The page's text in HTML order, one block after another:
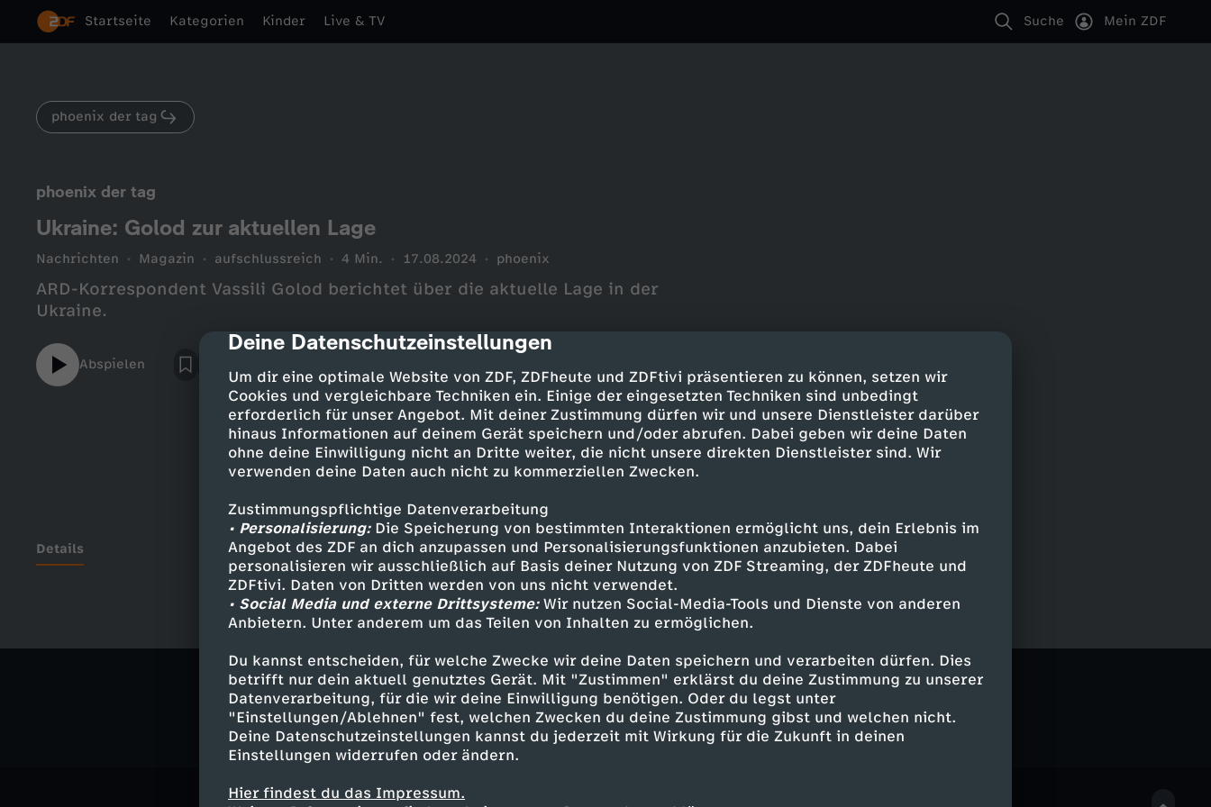
cmp-dialog-description
Deine Datenschutzeinstellungen
Um dir eine optimale Website von ZDF, ZDFheute und ZDFtivi präsentieren zu können, setzen wir
Cookies und vergleichbare Techniken ein. Einige der eingesetzten Techniken sind unbedingt
erforderlich für unser Angebot. Mit deiner Zustimmung dürfen wir und unsere Dienstleister darüber
hinaus Informationen auf deinem Gerät speichern und/oder abrufen. Dabei geben wir deine Daten
ohne deine Einwilligung nicht an Dritte weiter, die nicht unsere direkten Dienstleister sind. Wir
verwenden deine Daten auch nicht zu kommerziellen Zwecken.
Zustimmungspflichtige Datenverarbeitung
• Personalisierung:Die Speicherung von bestimmten Interaktionen ermöglicht uns, dein Erlebnis im
Angebot des ZDF an dich anzupassen und Personalisierungsfunktionen anzubieten. Dabei
personalisieren wir ausschließlich auf Basis deiner Nutzung von ZDF Streaming, der ZDFheute und
ZDFtivi. Daten von Dritten werden von uns nicht verwendet.
• Social Media und externe Drittsysteme:Wir nutzen Social-Media-Tools und Dienste von anderen
Anbietern. Unter anderem um das Teilen von Inhalten zu ermöglichen.
Du kannst entscheiden, für welche Zwecke wir deine Daten speichern und verarbeiten dürfen. Dies
betrifft nur dein aktuell genutztes Gerät. Mit "Zustimmen" erklärst du deine Zustimmung zu unserer
Datenverarbeitung, für die wir deine Einwilligung benötigen. Oder du legst unter
"Einstellungen/Ablehnen" fest, welchen Zwecken du deine Zustimmung gibst und welchen nicht.
Deine Datenschutzeinstellungen kannst du jederzeit mit Wirkung für die Zukunft in deinen
Einstellungen widerrufen oder ändern.
Hier findest du das Impressum.
Startseite Kategorien Kinder Live & TV Suche Mein ZDF
phoenix der tag
phoenix der tag
Ukraine: Golod zur aktuellen Lage
Nachrichten Magazin aufschlussreich 4 Min. 17.08.2024 phoenix
ARD-Korrespondent Vassili Golod berichtet über die aktuelle Lage in der
Ukraine.
Abspielen
Details
Ähnliche Inhalte entdecken
Nachrichten Magazin aufschlussreich phoenix der tag